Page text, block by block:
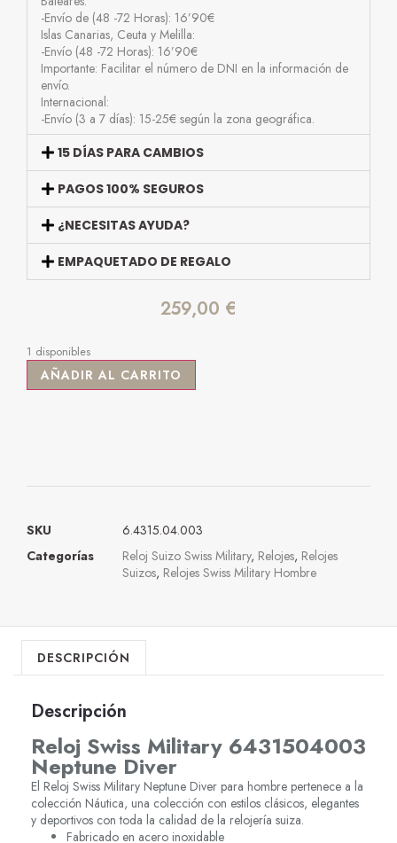
-Envío de (48 -72 Horas): 16’90€
Islas Canarias, Ceuta y Melilla:
-Envío (48 -72 Horas): 16’90€
Importante: Facilitar el número de DNI en la información de
envío.
Internacional:
-Envío (3 a 7 días): 15-25€ según la zona geográfica.
15 DÍAS PARA CAMBIOS
PAGOS 100% SEGUROS
¿NECESITAS AYUDA?
EMPAQUETADO DE REGALO
259,00 €
1 disponibles
AÑADIR AL CARRITO
SKU
6.4315.04.003
Categorías
Reloj Suizo Swiss Military, Relojes, Relojes
Suizos, Relojes Swiss Military Hombre
DESCRIPCIÓN
Descripción
Reloj Swiss Military 6431504003
Neptune Diver
El Reloj Swiss Military Neptune Diver para hombre pertenece a la
colección Náutica, una colección con estilos clásicos, elegantes
y deportivos con toda la calidad de la relojería suiza.
Fabricado en acero inoxidable